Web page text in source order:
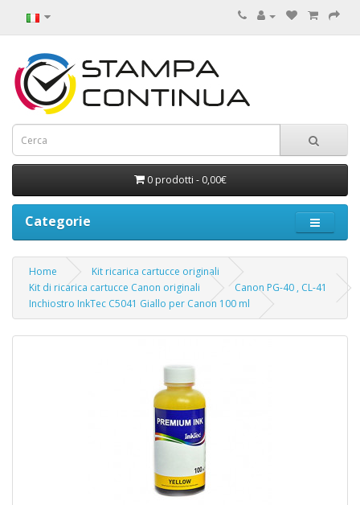
0 prodotti - 0,00€
Categorie
Home
Kit ricarica cartucce originali
Kit di ricarica cartucce Canon originali
Canon PG-40 , CL-41
Inchiostro InkTec C5041 Giallo per Canon 100 ml